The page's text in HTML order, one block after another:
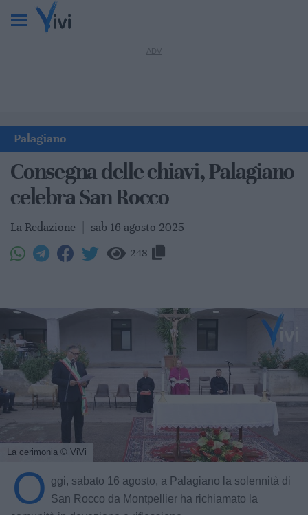
Palagiano
Consegna delle chiavi, Palagiano
celebra San Rocco
La Redazione sab 16 agosto 2025
248
La cerimonia © ViVi
O ggi, sabato 16 agosto, a Palagiano la solennità di
San Rocco da Montpellier ha richiamato la